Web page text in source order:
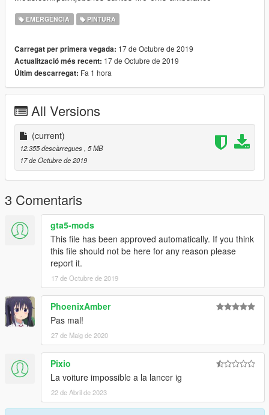
EMERGÈNCIA PINTURA
Carregat per primera vegada: 17 de Octubre de 2019
Actualització més recent: 17 de Octubre de 2019
Últim descarregat: Fa 1 hora
All Versions
(current)
12.355 descàrregues , 5 MB
17 de Octubre de 2019
3 Comentaris
gta5-mods
This file has been approved automatically. If you think
this file should not be here for any reason please
report it.
17 de Octubre de 2019
PhoenixAmber
Pas mal!
27 de Maig de 2020
Pixio
La voiture impossible a la lancer ig
22 de Abril de 2023